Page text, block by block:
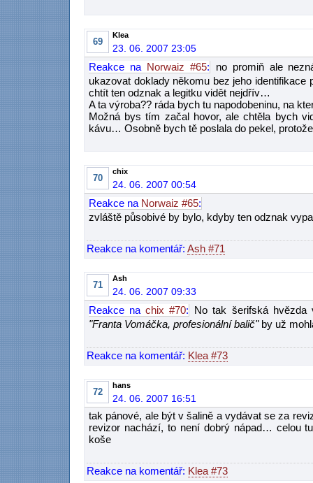
69
Klea
23. 06. 2007 23:05
Reakce na Norwaiz #65:
no promiň ale
ukazovat doklady někomu bez jeho identifikace
chtít ten odznak a legitku vidět nejdřív…
A ta výroba?? ráda bych tu napodobeninu, na
Možná bys tím začal hovor, ale chtěla bych
kávu… Osobně bych tě poslala do pekel,
70
chix
24. 06. 2007 00:54
Reakce na Norwaiz #65:
zvláště působivé by bylo, kdyby ten odznak
Reakce na komentář: Ash #71
71
Ash
24. 06. 2007 09:33
Reakce nachix #70: No tak šerifská hvězda
"Franta Vomáčka, profesionální balič"by už
Reakce na komentář: Klea #73
72
hans
24. 06. 2007 16:51
tak pánové, ale být v šalině a vydávat se za
revizor nachází, to není dobrý nápad… celou
koše
Reakce na komentář: Klea #73